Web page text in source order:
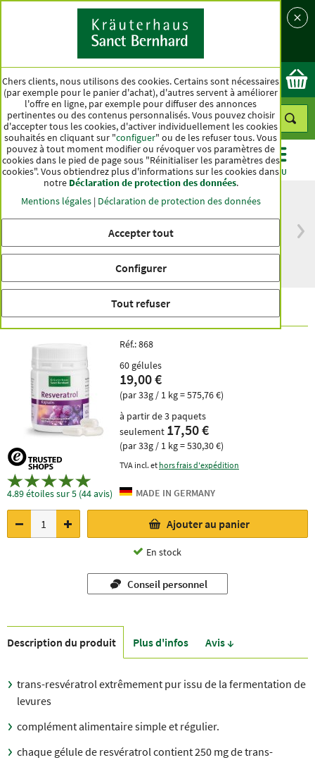
Pays
Ok
CATÉGORIES OFFRES BEST-SELLER MENU
Livraison gratuite
à partir de 50 €
pour l'Allemagne
gamme depuis
Resvératrol Gélules
4.89 étoiles sur 5 (44 avis)
Réf.:868
60 gélules
19,00 €
(par 33g / 1 kg = 575,76 €)
à partir de 3 paquets
seulement 17,50 €
(par 33g / 1 kg = 530,30 €)
TVA incl. et hors frais d'expédition
Ajouter au panier
En stock
Conseil personnel
Description du produit Plus d'infos Avis ↓
trans-resvératrol extrêmement pur issu de la fermentation de
levures
complément alimentaire simple et régulier.
chaque gélule de resvératrol contient 250 mg de trans-
Chers clients, nous utilisons des cookies. Certains sont nécessaires
(par exemple pour le panier d'achat), d'autres servent à améliorer
l'offre en ligne, par exemple pour diffuser des annonces
pertinentes ou des contenus personnalisés. Vous pouvez choisir
d'accepter tous les cookies, d'activer individuellement les cookies
souhaités en cliquant sur "configuer" ou de les refuser tous. Vous
pouvez à tout moment modifier ou révoquer vos paramètres de
cookies dans le pied de page sous "Réinitialiser les paramètres des
cookies". Vous obtiendrez plus d'informations sur les cookies dans
notre Déclaration de protection des données.
Mentions légales| Déclaration de protection des données
Accepter tout
Configurer
Tout refuser